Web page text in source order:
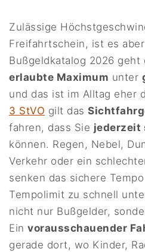
Zulässige
Freifahrtschein, ist es
Bußgeldkatalog 2026 geht
erlaubte Maximum unter
und das ist im Alltag eher
3 StVO gilt das
fahren, dass Sie jederzeit
können. Regen, Nebel,
Verkehr oder ein
senken das sichere
Tempolimit zu schnell
nicht nur Bußgelder,
Einvorausschauender
gerade dort, wo Kinder,